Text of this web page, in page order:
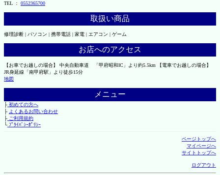
TEL ： 0552365700
取扱い商品
修理診断 | パソコン | 携帯電話 | 家電 | エアコン | ゲーム
お店へのアクセス
【お車でお越しの場合】 中央自動車道 「甲府昭和IC」より約5.5km 【電車でお越しの場合】
JR身延線「南甲府駅」より徒歩15分
地図
メニュー
├初めての方へ
├ よくあるお問い合わせ
├ご利用規約
└ﾌﾟﾗｲﾊﾞｼｰﾎﾟﾘｼｰ
ページトップへ
マイページへ
サイトトップへ
ログアウト